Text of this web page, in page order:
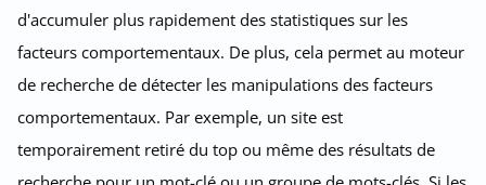
d'accumuler plus rapidement des statistiques sur les
facteurs comportementaux. De plus, cela permet au moteur
de recherche de détecter les manipulations des facteurs
comportementaux. Par exemple, un site est
temporairement retiré du top ou même des résultats de